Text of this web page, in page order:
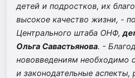
детей и подростков, их
высокое качество жизни, -
Центрального штаба ОНФ,
Ольга Савастьянова. -
нововведениям необходимо
и законодательные